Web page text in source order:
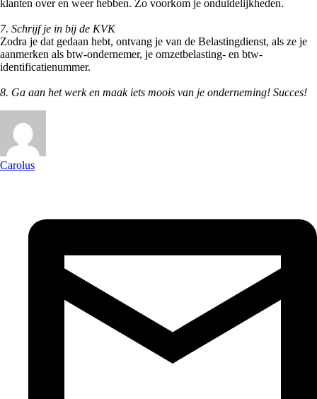
klanten over en weer hebben. Zo voorkom je onduidelijkheden.⁠
7. Schrijf je in bij de KVK⁠
Zodra je dat gedaan hebt, ontvang je van de Belastingdienst, als ze je
aanmerken als btw-ondernemer, je omzetbelasting- en btw-
identificatienummer. ⁠
8. Ga aan het werk en maak iets moois van je onderneming!⁠ Succes!
Carolus